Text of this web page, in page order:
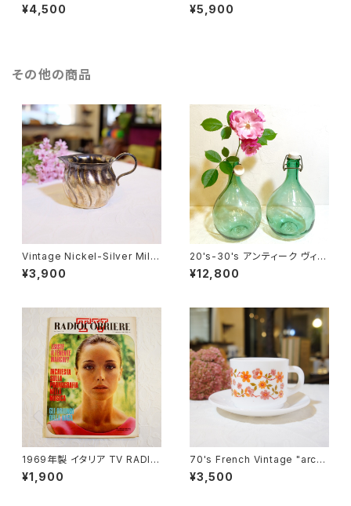
Black & White Flower Motif
ヴィンテージブローチ [BV-40
¥4,500
の輪を葉っぱで結んだようなヴ
¥5,900
その他の商品
Vintage Nickel-Silver Milk
Cup [SA-12]
¥3,900
20's-30's アンティーク ヴィン
テージ 大きな陶器栓付きワイン
ボトル(３L）from フランス [GV-
¥12,800
1969年製 イタリア TV RADIO
雑誌 "TV RADIOCORRIERE"
[OB-2]
¥1,900
70's French Vintage "arco
pal [アルコパル]" Milk-Glass
Floral Design Cup&Saucer
¥3,500